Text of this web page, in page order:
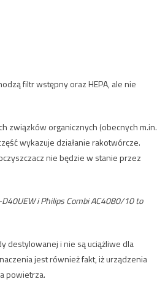
filtr wstępny oraz HEPA, ale nie
związków organicznych (obecnych m.in.
wykazuje działanie rakotwórcze.
nie będzie w stanie przez
i Philips Combi AC4080/10 to
destylowanej i nie są uciążliwe dla
jest również fakt, iż urządzenia
powietrza.